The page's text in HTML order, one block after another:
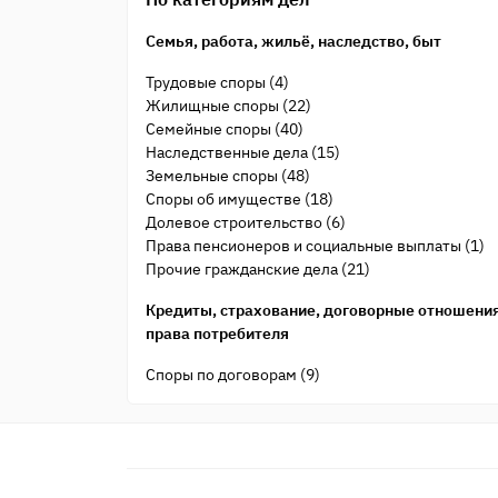
Семья, работа, жильё, наследство, быт
Трудовые споры (4)
Жилищные споры (22)
Семейные споры (40)
Наследственные дела (15)
Земельные споры (48)
Споры об имуществе (18)
Долевое строительство (6)
Права пенсионеров и социальные выплаты (1)
Прочие гражданские дела (21)
Кредиты, страхование, договорные
права потребителя
Споры по договорам (9)